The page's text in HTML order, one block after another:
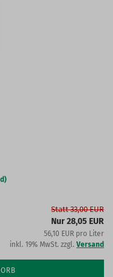
Statt 33,00 EUR
Nur 28,05 EUR
56,10 EUR pro Liter
inkl. 19% MwSt. zzgl. Versand